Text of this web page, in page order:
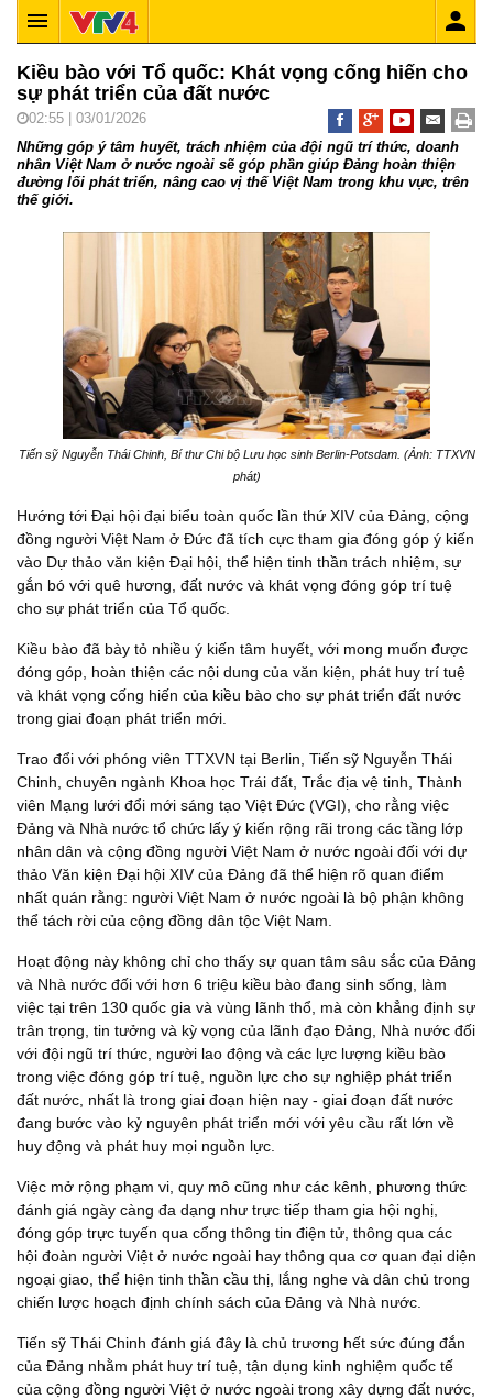
Kiều bào với Tổ quốc: Khát vọng cống hiến cho
sự phát triển của đất nước
02:55 | 03/01/2026
Những góp ý tâm huyết, trách nhiệm của đội ngũ trí thức, doanh
nhân Việt Nam ở nước ngoài sẽ góp phần giúp Đảng hoàn thiện
đường lối phát triển, nâng cao vị thế Việt Nam trong khu vực, trên
thế giới.
Tiến sỹ Nguyễn Thái Chinh, Bí thư Chi bộ Lưu học sinh Berlin-Potsdam. (Ảnh: TTXVN
phát)
Hướng tới Đại hội đại biểu toàn quốc lần thứ XIV của Đảng, cộng
đồng người Việt Nam ở Đức đã tích cực tham gia đóng góp ý kiến
vào Dự thảo văn kiện Đại hội, thể hiện tinh thần trách nhiệm, sự
gắn bó với quê hương, đất nước và khát vọng đóng góp trí tuệ
cho sự phát triển của Tổ quốc.
Kiều bào đã bày tỏ nhiều ý kiến tâm huyết, với mong muốn được
đóng góp, hoàn thiện các nội dung của văn kiện, phát huy trí tuệ
và khát vọng cống hiến của kiều bào cho sự phát triển đất nước
trong giai đoạn phát triển mới.
Trao đổi với phóng viên TTXVN tại Berlin, Tiến sỹ Nguyễn Thái
Chinh, chuyên ngành Khoa học Trái đất, Trắc địa vệ tinh, Thành
viên Mạng lưới đổi mới sáng tạo Việt Đức (VGI), cho rằng việc
Đảng và Nhà nước tổ chức lấy ý kiến rộng rãi trong các tầng lớp
nhân dân và cộng đồng người Việt Nam ở nước ngoài đối với dự
thảo Văn kiện Đại hội XIV của Đảng đã thể hiện rõ quan điểm
nhất quán rằng: người Việt Nam ở nước ngoài là bộ phận không
thể tách rời của cộng đồng dân tộc Việt Nam.
Hoạt động này không chỉ cho thấy sự quan tâm sâu sắc của Đảng
và Nhà nước đối với hơn 6 triệu kiều bào đang sinh sống, làm
việc tại trên 130 quốc gia và vùng lãnh thổ, mà còn khẳng định sự
trân trọng, tin tưởng và kỳ vọng của lãnh đạo Đảng, Nhà nước đối
với đội ngũ trí thức, người lao động và các lực lượng kiều bào
trong việc đóng góp trí tuệ, nguồn lực cho sự nghiệp phát triển
đất nước, nhất là trong giai đoạn hiện nay - giai đoạn đất nước
đang bước vào kỷ nguyên phát triển mới với yêu cầu rất lớn về
huy động và phát huy mọi nguồn lực.
Việc mở rộng phạm vi, quy mô cũng như các kênh, phương thức
đánh giá ngày càng đa dạng như trực tiếp tham gia hội nghị,
đóng góp trực tuyến qua cổng thông tin điện tử, thông qua các
hội đoàn người Việt ở nước ngoài hay thông qua cơ quan đại diện
ngoại giao, thể hiện tinh thần cầu thị, lắng nghe và dân chủ trong
chiến lược hoạch định chính sách của Đảng và Nhà nước.
Tiến sỹ Thái Chinh đánh giá đây là chủ trương hết sức đúng đắn
của Đảng nhằm phát huy trí tuệ, tận dụng kinh nghiệm quốc tế
của cộng đồng người Việt ở nước ngoài trong xây dựng đất nước,